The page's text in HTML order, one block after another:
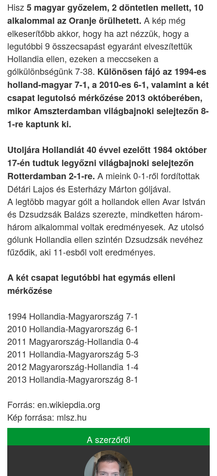
Hisz 5 magyar győzelem, 2 döntetlen mellett, 10
alkalommal az Oranje örülhetett. A kép még
elkeserítőbb akkor, hogy ha azt nézzük, hogy a
legutóbbi 9 összecsapást egyaránt elveszítettük
Hollandia ellen, ezeken a meccseken a
gólkülönbségünk 7-38. Különösen fájó az 1994-es
holland-magyar 7-1, a 2010-es 6-1, valamint a két
csapat legutolsó mérkőzése 2013 októberében,
mikor Amszterdamban világbajnoki selejtezőn 8-
1-re kaptunk ki.
Utoljára Hollandiát 40 évvel ezelőtt 1984 október
17-én tudtuk legyőzni világbajnoki selejtezőn
Rotterdamban 2-1-re. A mieink 0-1-ről fordítottak
Détári Lajos és Esterházy Márton góljával.
A legtöbb magyar gólt a hollandok ellen Avar István
és Dzsudzsák Balázs szerezte, mindketten három-
három alkalommal voltak eredményesek. Az utolsó
gólunk Hollandia ellen szintén Dzsudzsák nevéhez
fűződik, aki 11-esből volt eredményes.
A két csapat legutóbbi hat egymás elleni
mérkőzése
1994 Hollandia-Magyarország 7-1
2010 Hollandia-Magyarország 6-1
2011 Magyarország-Hollandia 0-4
2011 Hollandia-Magyarország 5-3
2012 Magyarország-Hollandia 1-4
2013 Hollandia-Magyarország 8-1
Forrás: en.wikiepdia.org
Kép forrása: mlsz.hu
A szerzőről